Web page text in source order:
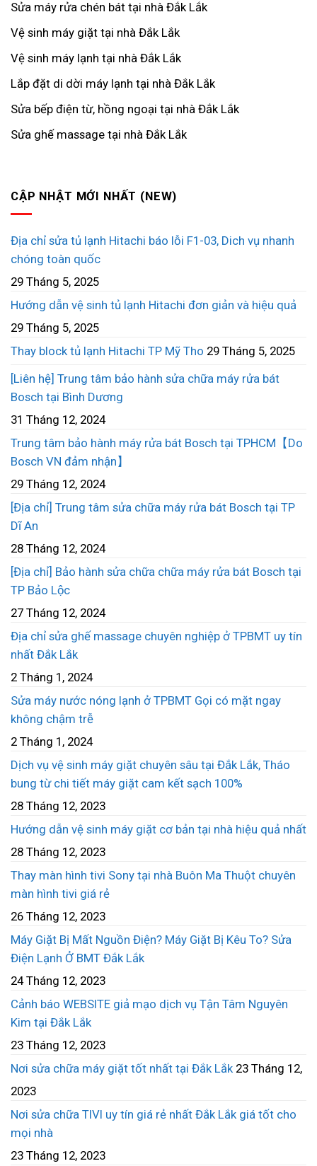
Sửa máy rửa chén bát tại nhà Đắk Lắk
Vệ sinh máy giặt tại nhà Đắk Lắk
Vệ sinh máy lạnh tại nhà Đắk Lắk
Lắp đặt di dời máy lạnh tại nhà Đắk Lắk
Sửa bếp điện từ, hồng ngoại tại nhà Đắk Lắk
Sửa ghế massage tại nhà Đắk Lắk
CẬP NHẬT MỚI NHẤT (NEW)
Địa chỉ sửa tủ lạnh Hitachi báo lỗi F1-03, Dich vụ nhanh
chóng toàn quốc
29 Tháng 5, 2025
Hướng dẫn vệ sinh tủ lạnh Hitachi đơn giản và hiệu quả
29 Tháng 5, 2025
Thay block tủ lạnh Hitachi TP Mỹ Tho 29 Tháng 5, 2025
[Liên hệ] Trung tâm bảo hành sửa chữa máy rửa bát
Bosch tại Bình Dương
31 Tháng 12, 2024
Trung tâm bảo hành máy rửa bát Bosch tại TPHCM【Do
Bosch VN đảm nhận】
29 Tháng 12, 2024
[Địa chỉ] Trung tâm sửa chữa máy rửa bát Bosch tại TP
Dĩ An
28 Tháng 12, 2024
[Địa chỉ] Bảo hành sửa chữa chữa máy rửa bát Bosch tại
TP Bảo Lộc
27 Tháng 12, 2024
Địa chỉ sửa ghế massage chuyên nghiệp ở TPBMT uy tín
nhất Đắk Lắk
2 Tháng 1, 2024
Sửa máy nước nóng lạnh ở TPBMT Gọi có mặt ngay
không chậm trễ
2 Tháng 1, 2024
Dịch vụ vệ sinh máy giặt chuyên sâu tại Đắk Lắk, Tháo
bung từ chi tiết máy giặt cam kết sạch 100%
28 Tháng 12, 2023
Hướng dẫn vệ sinh máy giặt cơ bản tại nhà hiệu quả nhất
28 Tháng 12, 2023
Thay màn hình tivi Sony tại nhà Buôn Ma Thuột chuyên
màn hình tivi giá rẻ
26 Tháng 12, 2023
Máy Giặt Bị Mất Nguồn Điện? Máy Giặt Bị Kêu To? Sửa
Điện Lạnh Ở BMT Đắk Lắk
24 Tháng 12, 2023
Cảnh báo WEBSITE giả mạo dịch vụ Tận Tâm Nguyên
Kim tại Đắk Lắk
23 Tháng 12, 2023
Nơi sửa chữa máy giặt tốt nhất tại Đắk Lắk 23 Tháng 12,
2023
Nơi sửa chữa TIVI uy tín giá rẻ nhất Đắk Lắk giá tốt cho
mọi nhà
23 Tháng 12, 2023